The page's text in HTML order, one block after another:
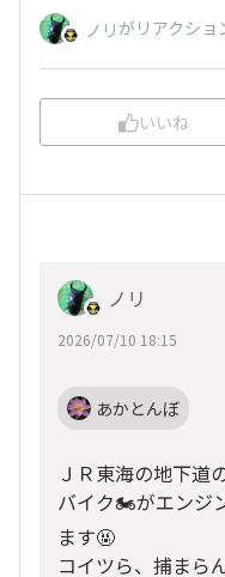
ノリ がリアクショ
いいね
ノリ
2026/07/10 18:15
あかとんぼ
ＪＲ東海の地下道
バイク🏍️がエンジ
ます🤬
コイツら、捕まら